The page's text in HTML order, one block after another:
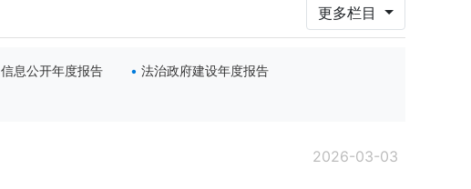
更多栏目
信息公开年度报告
法治政府建设年度报告
2026-03-03